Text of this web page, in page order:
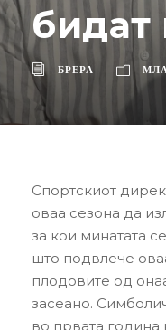
бидат
БРЕРА
Спортскиот
оваа сезона да
за кои минатата
што подвлече
плодовите од
засеано.
во првата